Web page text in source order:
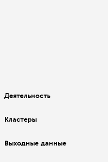
Деятельность
Кластеры
Выходные данные